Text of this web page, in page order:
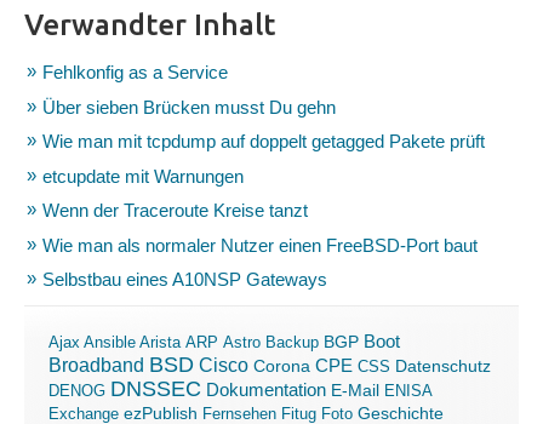
Verwandter Inhalt
Fehlkonfig as a Service
Über sieben Brücken musst Du gehn
Wie man mit tcpdump auf doppelt getagged Pakete prüft
etcupdate mit Warnungen
Wenn der Traceroute Kreise tanzt
Wie man als normaler Nutzer einen FreeBSD-Port baut
Selbstbau eines A10NSP Gateways
Ajax Ansible Arista ARP Astro Backup BGP Boot
Broadband BSD Cisco Corona CPE CSS Datenschutz
DENOG DNSSEC Dokumentation E-Mail ENISA
Exchange ezPublish Fernsehen Fitug Foto Geschichte